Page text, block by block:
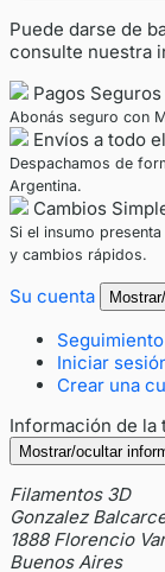
Puede darse de
consulte nuestra
Pagos Seguros
Abonás seguro con
Envíos a todo
Despachamos de
Argentina.
Cambios
Si el insumo
y cambios rápidos.
Su cuenta
Iniciar
Crear una
Información de la
Mostrar/ocultar
Filamentos 3D
Gonzalez
1888 Florencio
Buenos Aires